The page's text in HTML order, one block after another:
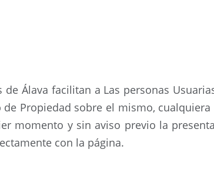
de Álava facilitan a Las personas
Propiedad sobre el mismo,
momento y sin aviso previo la
con la página.